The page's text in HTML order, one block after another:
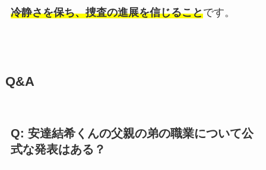
冷静さを保ち、捜査の進展を信じることです。
Q&A
Q: 安達結希くんの父親の弟の職業について公
式な発表はある？